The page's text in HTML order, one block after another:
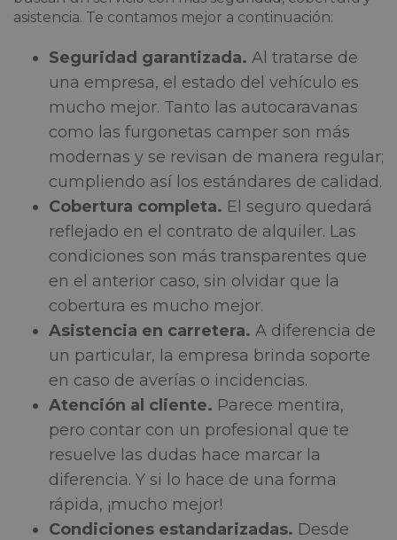
asistencia. Te contamos mejor a continuación:
Seguridad garantizada. Al tratarse de
una empresa, el estado del vehículo es
mucho mejor. Tanto las autocaravanas
como las furgonetas camper son más
modernas y se revisan de manera regular;
cumpliendo así los estándares de calidad.
Cobertura completa. El seguro quedará
reflejado en el contrato de alquiler. Las
condiciones son más transparentes que
en el anterior caso, sin olvidar que la
cobertura es mucho mejor.
Asistencia en carretera. A diferencia de
un particular, la empresa brinda soporte
en caso de averías o incidencias.
Atención al cliente. Parece mentira,
pero contar con un profesional que te
resuelve las dudas hace marcar la
diferencia. Y si lo hace de una forma
rápida, ¡mucho mejor!
Condiciones estandarizadas. Desde